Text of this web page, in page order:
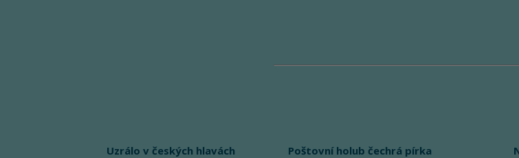
Uzrálo v českých hlavách Poštovní holub čechrá pírka